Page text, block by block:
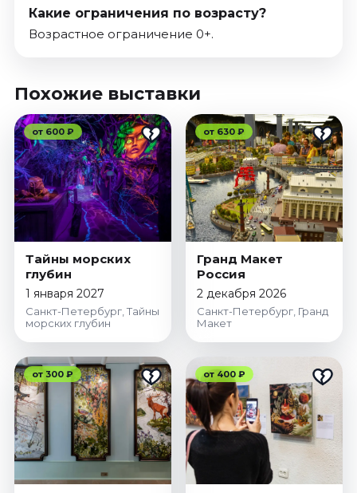
Какие ограничения по возрасту?
Возрастное ограничение 0+.
Похожие выставки
от 600 ₽
Тайны морских
глубин
1 января 2027
Санкт-Петербург, Тайны
морских глубин
от 630 ₽
Гранд Макет
Россия
2 декабря 2026
Санкт-Петербург, Гранд
Макет
от 300 ₽ от 400 ₽